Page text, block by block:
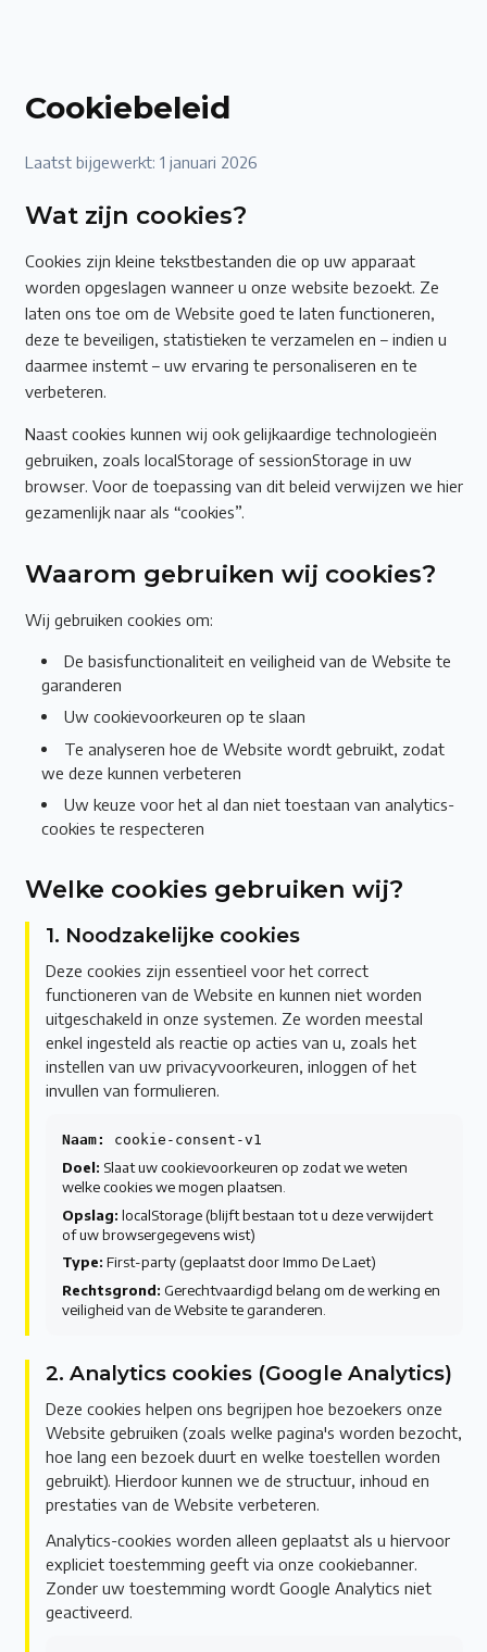
Cookiebeleid
Laatst bijgewerkt: 1 januari 2026
Wat zijn cookies?
Cookies zijn kleine tekstbestanden die op uw apparaat
worden opgeslagen wanneer u onze website bezoekt. Ze
laten ons toe om de Website goed te laten functioneren,
deze te beveiligen, statistieken te verzamelen en – indien u
daarmee instemt – uw ervaring te personaliseren en te
verbeteren.
Naast cookies kunnen wij ook gelijkaardige technologieën
gebruiken, zoals localStorage of sessionStorage in uw
browser. Voor de toepassing van dit beleid verwijzen we hier
gezamenlijk naar als “cookies”.
Waarom gebruiken wij cookies?
Wij gebruiken cookies om:
De basisfunctionaliteit en veiligheid van de Website te
garanderen
Uw cookievoorkeuren op te slaan
Te analyseren hoe de Website wordt gebruikt, zodat
we deze kunnen verbeteren
Uw keuze voor het al dan niet toestaan van analytics-
cookies te respecteren
Welke cookies gebruiken wij?
1. Noodzakelijke cookies
Deze cookies zijn essentieel voor het correct
functioneren van de Website en kunnen niet worden
uitgeschakeld in onze systemen. Ze worden meestal
enkel ingesteld als reactie op acties van u, zoals het
instellen van uw privacyvoorkeuren, inloggen of het
invullen van formulieren.
Naam: cookie-consent-v1
Doel: Slaat uw cookievoorkeuren op zodat we weten
welke cookies we mogen plaatsen.
Opslag: localStorage (blijft bestaan tot u deze verwijdert
of uw browsergegevens wist)
Type: First-party (geplaatst door Immo De Laet)
Rechtsgrond: Gerechtvaardigd belang om de werking en
veiligheid van de Website te garanderen.
2. Analytics cookies (Google Analytics)
Deze cookies helpen ons begrijpen hoe bezoekers onze
Website gebruiken (zoals welke pagina's worden bezocht,
hoe lang een bezoek duurt en welke toestellen worden
gebruikt). Hierdoor kunnen we de structuur, inhoud en
prestaties van de Website verbeteren.
Analytics-cookies worden alleen geplaatst als u hiervoor
expliciet toestemming geeft via onze cookiebanner.
Zonder uw toestemming wordt Google Analytics niet
geactiveerd.